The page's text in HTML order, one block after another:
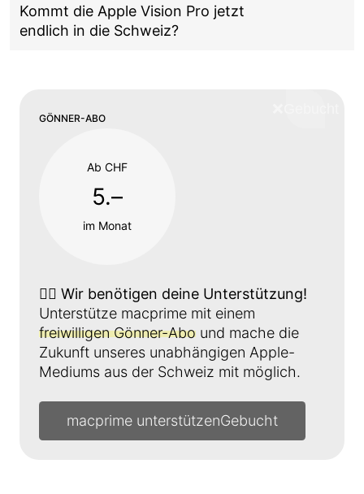
Kommt die Apple Vision Pro jetzt
endlich in die Schweiz?
GÖNNER-ABO
Ab CHF
5.–
im Monat
👉🏼 Wir benötigen deine Unterstützung!
Unterstütze macprime mit einem
freiwilligen Gönner-Abo und mache die
Zukunft unseres unabhängigen Apple-
Mediums aus der Schweiz mit möglich.
macprime unterstützen